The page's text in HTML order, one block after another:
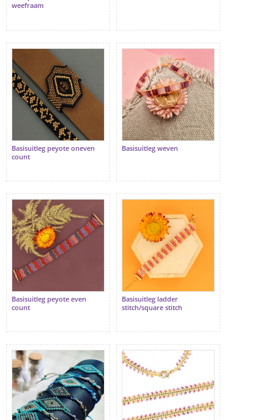
weefraam
Basisuitleg peyote oneven
count
Basisuitleg weven
Basisuitleg peyote even
count
Basisuitleg ladder
stitch/square stitch